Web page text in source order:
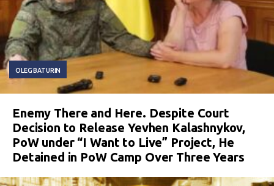
OLEG BATURIN
Enemy There and Here. Despite Court
Decision to Release Yevhen Kalashnykov,
PoW under “I Want to Live” Project, He
Detained in PoW Camp Over Three Years